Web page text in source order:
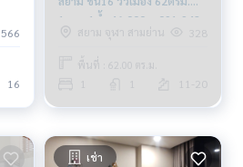
566
16
1นอน 1น้ำ 46,000บ. 091-942-
6249สยาม จุฬา สามย่าน 328
พื้นที่ : 62.00 ตร.ม.
11-20
เช่า